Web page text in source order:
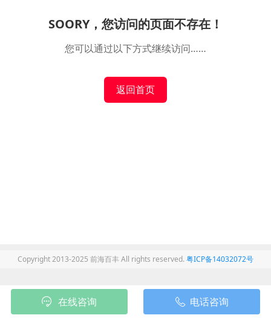
SOORY，您访问的页面不存在！
您可以通过以下方式继续访问……
返回首页
Copyright 2013-2025 前海百丰 All rights reserved. 粤ICP备14032072号
在线咨询 电话咨询